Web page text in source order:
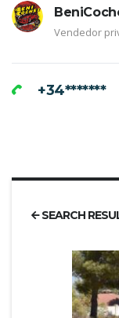
Vendedor
+34*******
SEARCH